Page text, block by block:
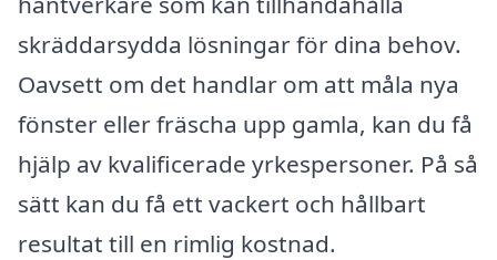
skräddarsydda lösningar för dina behov.
Oavsett om det handlar om att måla nya
fönster eller fräscha upp gamla, kan du få
hjälp av kvalificerade yrkespersoner. På så
sätt kan du få ett vackert och hållbart
resultat till en rimlig kostnad.